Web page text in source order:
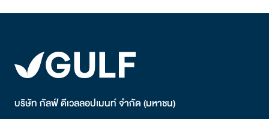
บริษัท กัลฟ์ ดีเวลลอปเมนท์ จำกัด (มหาชน)